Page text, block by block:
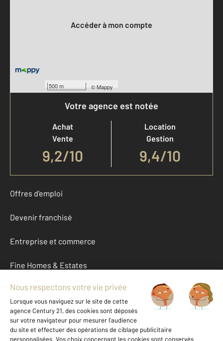
500 m ©Mappy
Accéder à mon compte
Votre agence est notée
Achat
Vente
9,2/10
Location
Gestion
9,4/10
Offres d'emploi
Devenir franchisé
Entreprise et commerce
Fine Homes & Estates
À propos
International
Nous contacter